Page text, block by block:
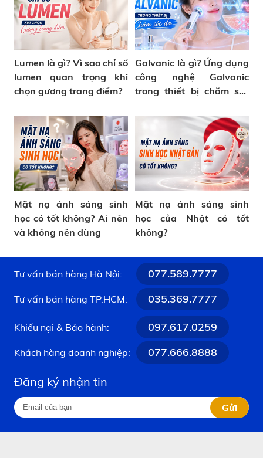
Lumen là gì? Vì sao chỉ số
lumen quan trọng khi
chọn gương trang điểm?
Galvanic là gì? Ứng dụng
công nghệ Galvanic
trong thiết bị chăm sóc
Mặt nạ ánh sáng sinh
học có tốt không? Ai nên
và không nên dùng
Mặt nạ ánh sáng sinh
học của Nhật có tốt
không?
Tư vấn bán hàng Hà Nội: 077.589.7777
Tư vấn bán hàng TP.HCM: 035.369.7777
Khiếu nại & Bảo hành: 097.617.0259
Khách hàng doanh nghiệp: 077.666.8888
Đăng ký nhận tin
Gửi